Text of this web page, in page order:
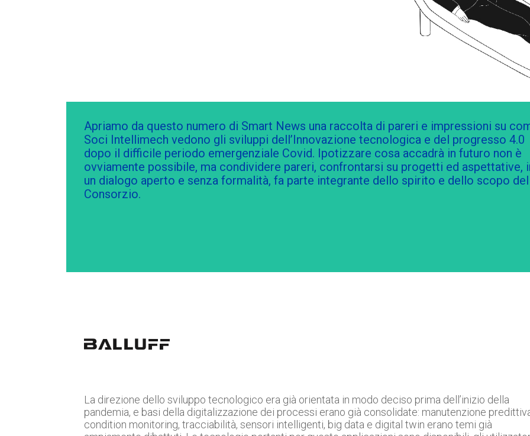
Apriamo da questo numero di Smart News una raccolta di pareri e impressioni su
Soci Intellimech vedono gli sviluppi dell’Innovazione tecnologica e del progresso 4.0
dopo il difficile periodo emergenziale Covid. Ipotizzare cosa accadrà in futuro non è
ovviamente possibile, ma condividere pareri, confrontarsi su progetti ed aspettative,
un dialogo aperto e senza formalità, fa parte integrante dello spirito e dello scopo del
Consorzio.
La direzione dello sviluppo tecnologico era già orientata in modo deciso prima dell’inizio della
pandemia, e basi della digitalizzazione dei processi erano già consolidate: manutenzione
condition monitoring, tracciabilità, sensori intelligenti, big data e digital twin erano temi già